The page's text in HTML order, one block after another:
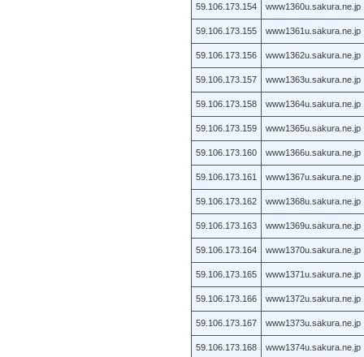
59.106.173.154 www1360u.sakura.ne.jp
59.106.173.155 www1361u.sakura.ne.jp
59.106.173.156 www1362u.sakura.ne.jp
59.106.173.157 www1363u.sakura.ne.jp
59.106.173.158 www1364u.sakura.ne.jp
59.106.173.159 www1365u.sakura.ne.jp
59.106.173.160 www1366u.sakura.ne.jp
59.106.173.161 www1367u.sakura.ne.jp
59.106.173.162 www1368u.sakura.ne.jp
59.106.173.163 www1369u.sakura.ne.jp
59.106.173.164 www1370u.sakura.ne.jp
59.106.173.165 www1371u.sakura.ne.jp
59.106.173.166 www1372u.sakura.ne.jp
59.106.173.167 www1373u.sakura.ne.jp
59.106.173.168 www1374u.sakura.ne.jp